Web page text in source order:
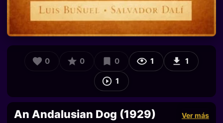
0 0 0 1 1
1
An Andalusian Dog (1929)
Ver más